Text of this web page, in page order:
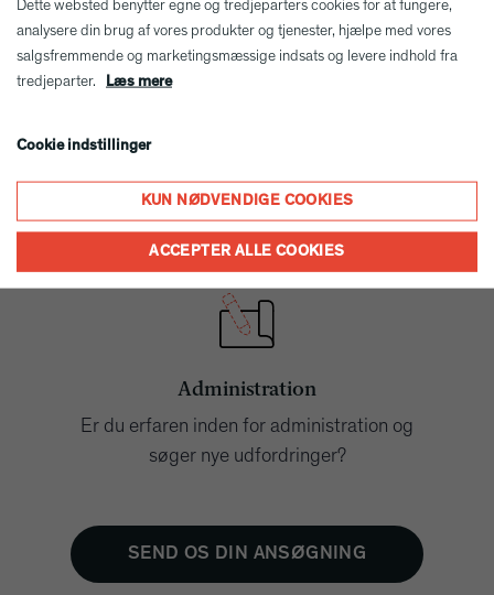
Murer
Er du erfaren murer
SEND OS DIN ANSØGNING
Administration
Er du erfaren inden for administration og
søger nye udfordringer?
SEND OS DIN ANSØGNING
Dette websted benytter egne og tredjeparters cookies for at fungere,
analysere din brug af vores produkter og tjenester, hjælpe med vores
salgsfremmende og marketingsmæssige indsats og levere indhold fra
tredjeparter.
Læs mere
Cookie indstillinger
KUN NØDVENDIGE COOKIES
ACCEPTER ALLE COOKIES